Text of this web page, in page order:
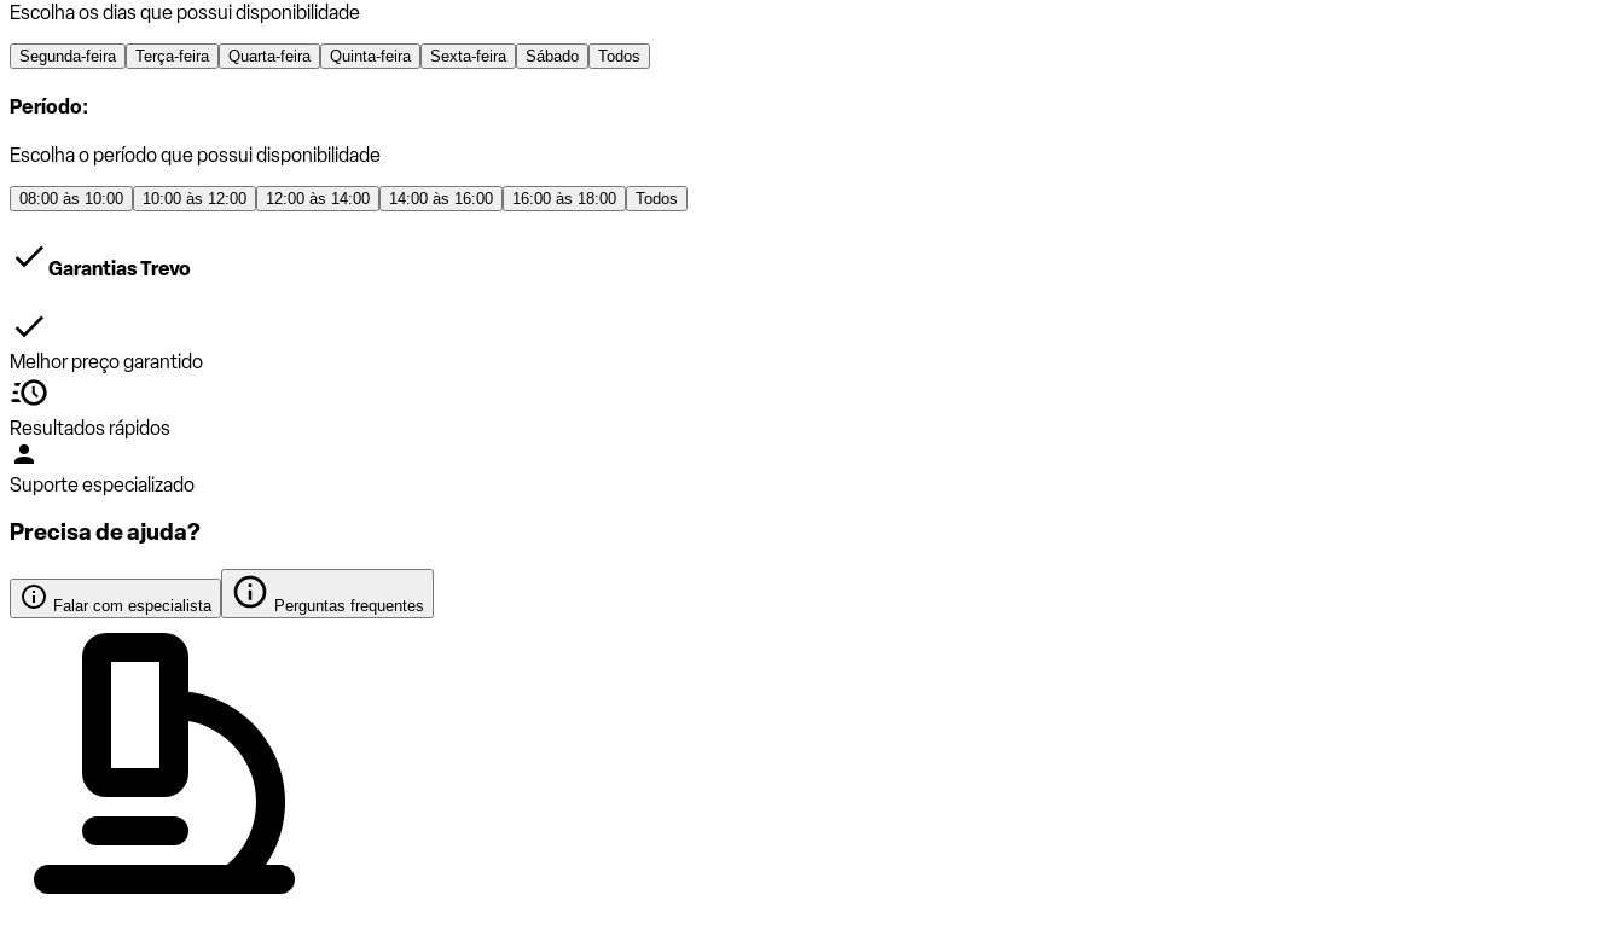
Escolha os dias que possui disponibilidade
Segunda-feira Terça-feira Quarta-feira Quinta-feira Sexta-feira Sábado Todos
Período:
Escolha o período que possui disponibilidade
08:00 às 10:00 10:00 às 12:00 12:00 às 14:00 14:00 às 16:00 16:00 às 18:00 Todos
Garantias Trevo
Melhor preço garantido
Resultados rápidos
Suporte especializado
Precisa de ajuda?
Falar com especialista Perguntas frequentes